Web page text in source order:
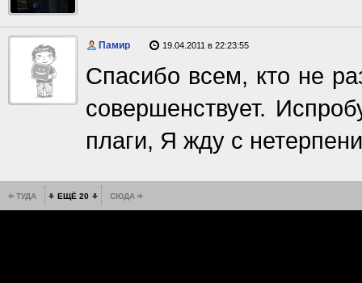
Памир 19.04.2011 в 22:23:55
Спасибо всем, кто не
совершенствует.
плаги, Я жду с
ТУДА ЕЩЁ 20 СЮДА